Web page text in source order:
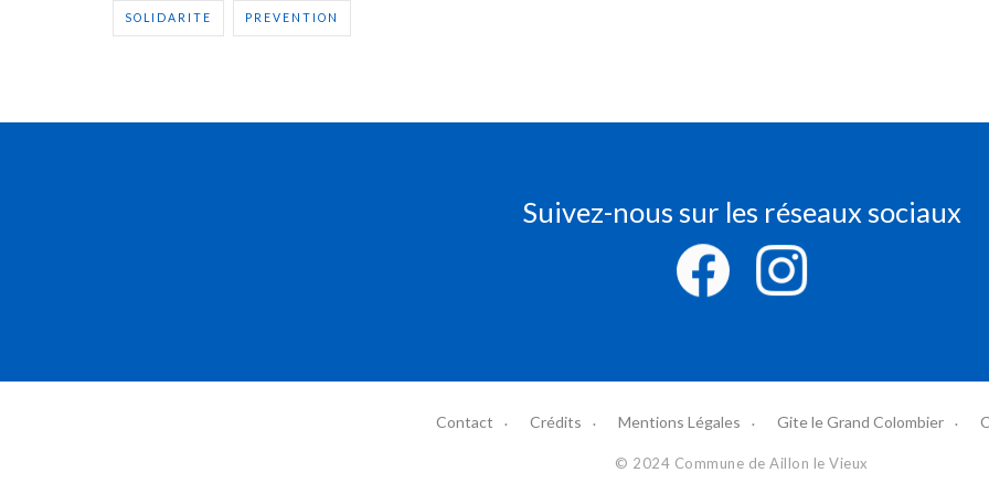
SOLIDARITE PREVENTION
Suivez-nous sur les réseaux sociaux
Contact Crédits Mentions Légales Gite le Grand Colombier
© 2024 Commune de Aillon le Vieux